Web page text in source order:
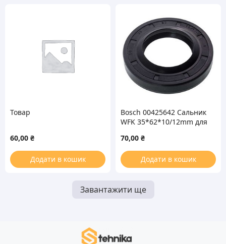
Товар
60,00 ₴
Додати в кошик
Bosch 00425642 Сальник
WFK 35*62*10/12mm для
70,00 ₴
Додати в кошик
Завантажити ще